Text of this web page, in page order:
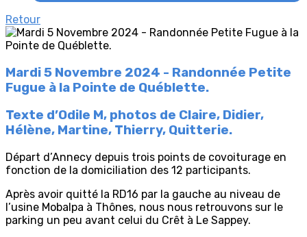
Retour
Mardi 5 Novembre 2024 - Randonnée Petite
Fugue à la Pointe de Québlette.
Texte d’Odile M, photos de Claire, Didier,
Hélène, Martine, Thierry, Quitterie.
Départ d’Annecy depuis trois points de covoiturage en
fonction de la domiciliation des 12 participants.
Après avoir quitté la RD16 par la gauche au niveau de
l’usine Mobalpa à Thônes, nous nous retrouvons sur le
parking un peu avant celui du Crêt à Le Sappey.